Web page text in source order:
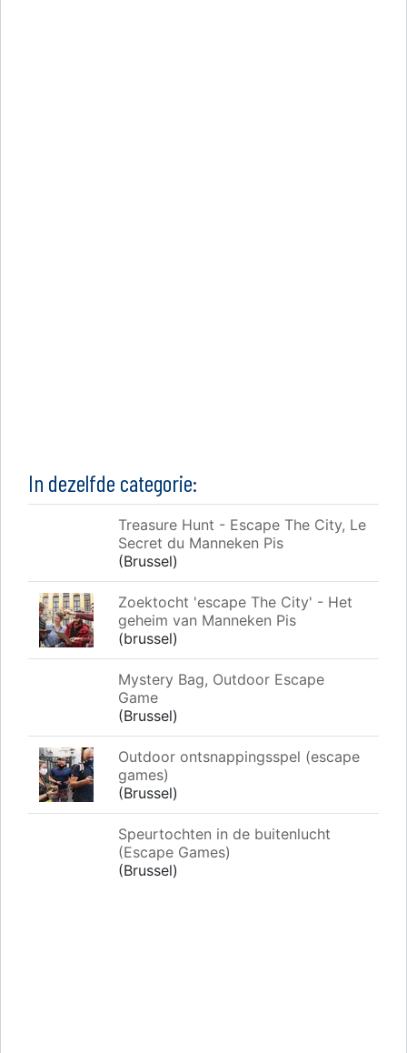
In dezelfde categorie:
Treasure Hunt - Escape The City, Le
Secret du Manneken Pis
(Brussel)
Zoektocht 'escape The City' - Het
geheim van Manneken Pis
(brussel)
Mystery Bag, Outdoor Escape
Game
(Brussel)
Outdoor ontsnappingsspel (escape
games)
(Brussel)
Speurtochten in de buitenlucht
(Escape Games)
(Brussel)